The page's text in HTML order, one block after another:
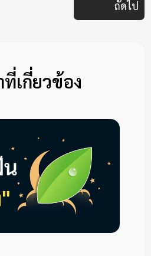
ถัดไป
เกี่ยวข้อง